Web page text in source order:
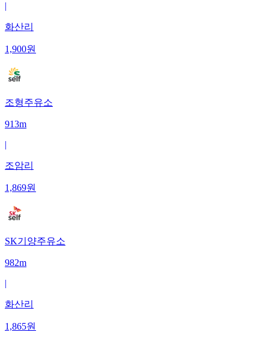
|
화산리
1,900원
조형주유소
913m
|
조암리
1,869원
SK기양주유소
982m
|
화산리
1,865원